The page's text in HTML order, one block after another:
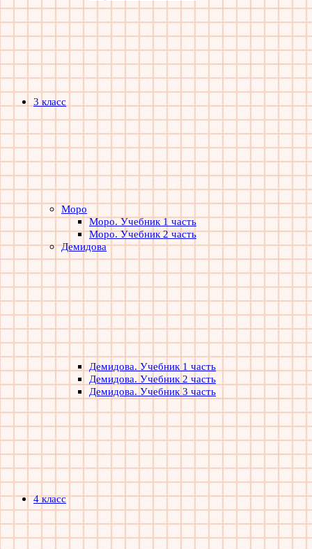
3 класс
Моро
Моро. Учебник 1 часть
Моро. Учебник 2 часть
Демидова
Демидова. Учебник 1 часть
Демидова. Учебник 2 часть
Демидова. Учебник 3 часть
4 класс